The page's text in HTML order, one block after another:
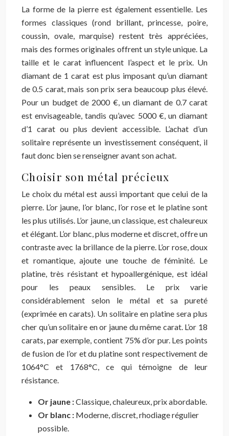
La forme de la pierre est également essentielle. Les
formes classiques (rond brillant, princesse, poire,
coussin, ovale, marquise) restent très appréciées,
mais des formes originales offrent un style unique. La
taille et le carat influencent l’aspect et le prix. Un
diamant de 1 carat est plus imposant qu’un diamant
de 0.5 carat, mais son prix sera beaucoup plus élevé.
Pour un budget de 2000 €, un diamant de 0.7 carat
est envisageable, tandis qu’avec 5000 €, un diamant
d’1 carat ou plus devient accessible. L’achat d’un
solitaire représente un investissement conséquent, il
faut donc bien se renseigner avant son achat.
Choisir son métal précieux
Le choix du métal est aussi important que celui de la
pierre. L’or jaune, l’or blanc, l’or rose et le platine sont
les plus utilisés. L’or jaune, un classique, est chaleureux
et élégant. L’or blanc, plus moderne et discret, offre un
contraste avec la brillance de la pierre. L’or rose, doux
et romantique, ajoute une touche de féminité. Le
platine, très résistant et hypoallergénique, est idéal
pour les peaux sensibles. Le prix varie
considérablement selon le métal et sa pureté
(exprimée en carats). Un solitaire en platine sera plus
cher qu’un solitaire en or jaune du même carat. L’or 18
carats, par exemple, contient 75% d’or pur. Les points
de fusion de l’or et du platine sont respectivement de
1064°C et 1768°C, ce qui témoigne de leur
résistance.
Or jaune :Classique, chaleureux, prix abordable.
Or blanc : Moderne, discret, rhodiage régulier
possible.